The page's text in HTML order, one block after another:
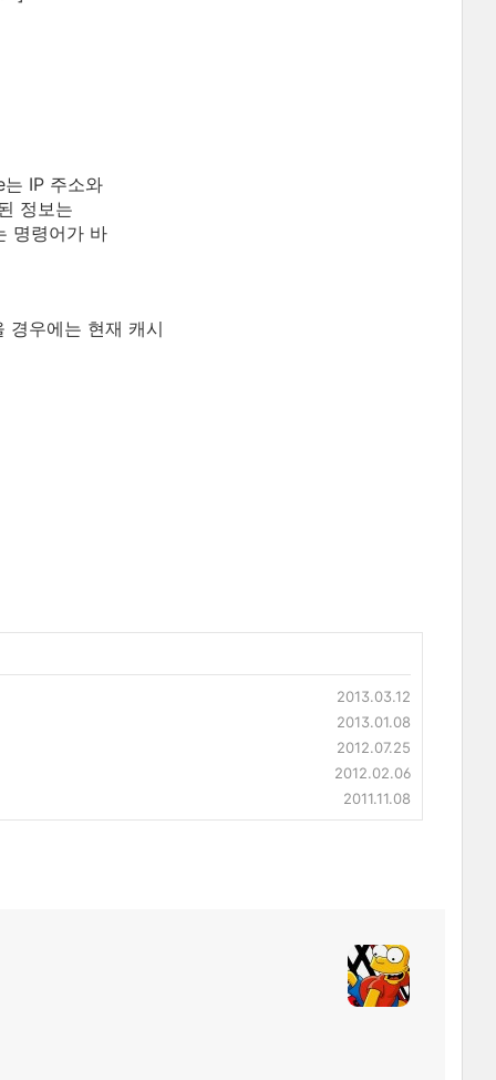
IP 주소와
정보는
명령어가 바
우에는 현재 캐시
2013.03.12
2013.01.08
2012.07.25
2012.02.06
2011.11.08